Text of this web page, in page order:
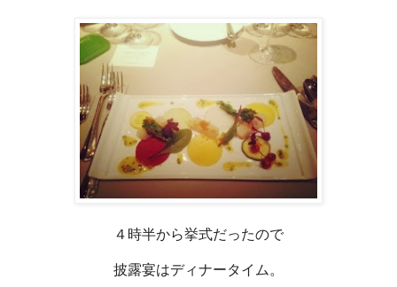
４時半から挙式だったので
披露宴はディナータイム。